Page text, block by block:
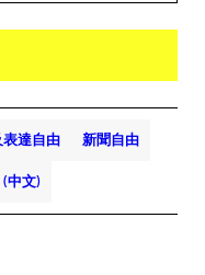
達自由 新聞自由
(中文)